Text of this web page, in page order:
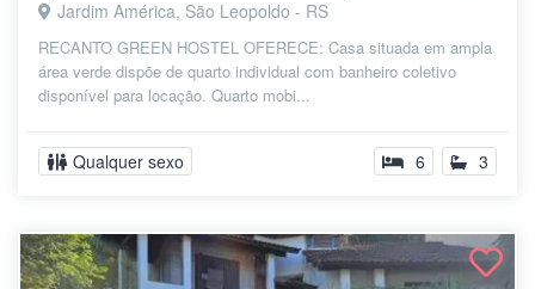
Jardim América, São Leopoldo - RS
RECANTO GREEN HOSTEL OFERECE: Casa situada em ampla
área verde dispõe de quarto individual com banheiro coletivo
disponível para locação. Quarto mobi...
Qualquer sexo 6 3